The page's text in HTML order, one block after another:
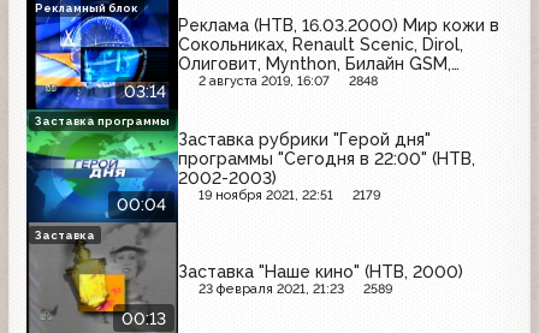
03:14
Реклама (НТВ, 16.03.2000) Мир кожи в
Сокольниках, Renault Scenic, Dirol,
Олиговит, Mynthon, Билайн GSM,
Пенталгин, Ahmad Tea, Azira, Fruttis,
2 августа 2019, 16:07 2848
Рекламный блок
00:04
Заставка рубрики "Герой дня"
программы "Сегодня в 22:00" (НТВ,
2002-2003)
19 ноября 2021, 22:51 2179
Заставка программы
00:13
Заставка "Наше кино" (НТВ, 2000)
23 февраля 2021, 21:23 2589
Заставка